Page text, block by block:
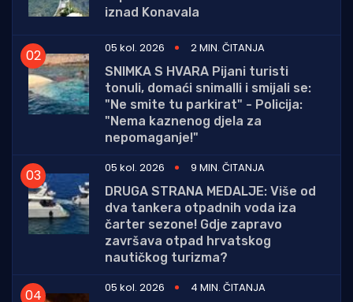
iznad Konavala
05 kol. 2026
2 MIN. ČITANJA
SNIMKA S HVARA Pijani turisti
tonuli, domaći snimalli i smijali se:
"Ne smite tu parkirat" - Policija:
"Nema kaznenog djela za
nepomaganje!"
05 kol. 2026
9 MIN. ČITANJA
DRUGA STRANA MEDALJE: Više od
dva tankera otpadnih voda iza
čarter sezone! Gdje zapravo
završava otpad hrvatskog
nautičkog turizma?
05 kol. 2026
4 MIN. ČITANJA